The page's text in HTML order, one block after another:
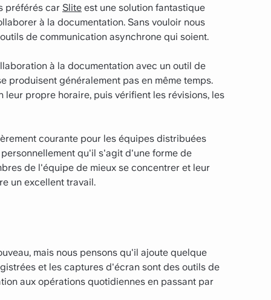
préférés car Slite est une solution fantastique
à la documentation. Sans vouloir nous
de communication asynchrone qui soient.
à la documentation avec un outil de
produisent généralement pas en même temps.
propre horaire, puis vérifient les révisions, les
courante pour les équipes distribuées
qu'il s'agit d'une forme de
de l'équipe de mieux se concentrer et leur
un excellent travail.
mais nous pensons qu'il ajoute quelque
et les captures d'écran sont des outils de
aux opérations quotidiennes en passant par